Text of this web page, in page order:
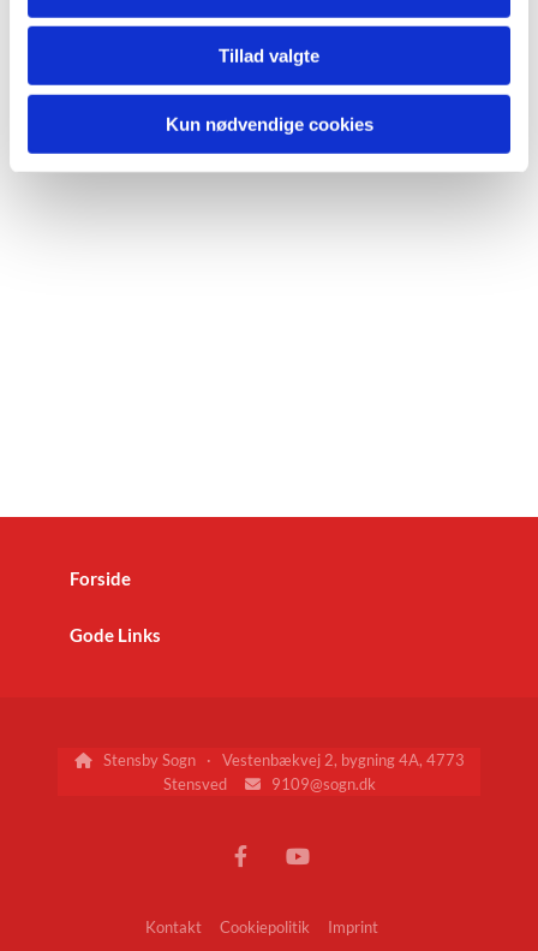
Tillad valgte
Kun nødvendige cookies
Forside
Gode Links
Stensby Sogn · Vestenbækvej 2, bygning 4A, 4773
Stensved
9109@sogn.dk
Kontakt Cookiepolitik Imprint